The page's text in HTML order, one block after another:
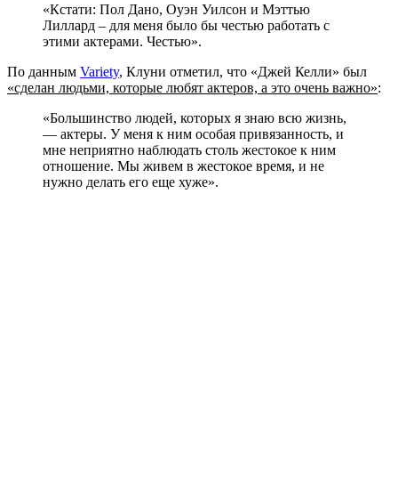
«Кстати: Пол Дано, Оуэн Уилсон и Мэттью
Лиллард – для меня было бы честью работать с
этими актерами. Честью».
По данным Variety, Клуни отметил, что «Джей Келли» был
«сделан людьми, которые любят актеров, а это очень важно»:
«Большинство людей, которых я знаю всю жизнь,
— актеры. У меня к ним особая привязанность, и
мне неприятно наблюдать столь жестокое к ним
отношение. Мы живем в жестокое время, и не
нужно делать его еще хуже».